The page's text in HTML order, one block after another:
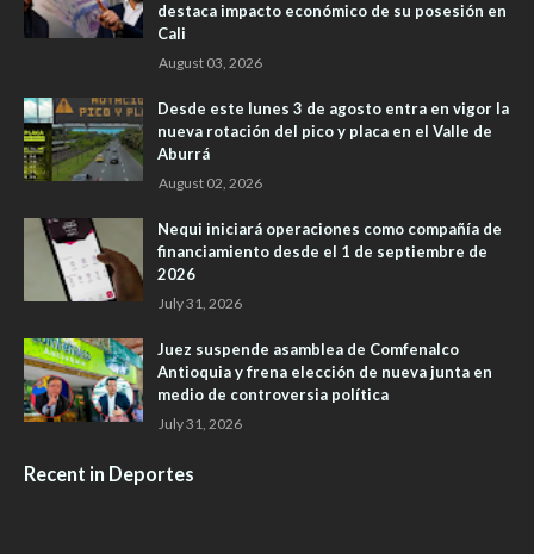
destaca impacto económico de su posesión en
Cali
August 03, 2026
Desde este lunes 3 de agosto entra en vigor la
nueva rotación del pico y placa en el Valle de
Aburrá
August 02, 2026
Nequi iniciará operaciones como compañía de
financiamiento desde el 1 de septiembre de
2026
July 31, 2026
Juez suspende asamblea de Comfenalco
Antioquia y frena elección de nueva junta en
medio de controversia política
July 31, 2026
Recent in Deportes